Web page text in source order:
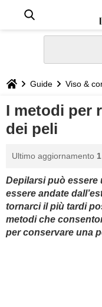
STILE
BIOGRAFIE
GASTRONOMIA
CAPELLI
Guide Viso &
I metodi per
dei peli
Ultimo aggiornamento
Depilarsi può essere
essere andate
tornarci il più tardi
metodi che
per conservare una